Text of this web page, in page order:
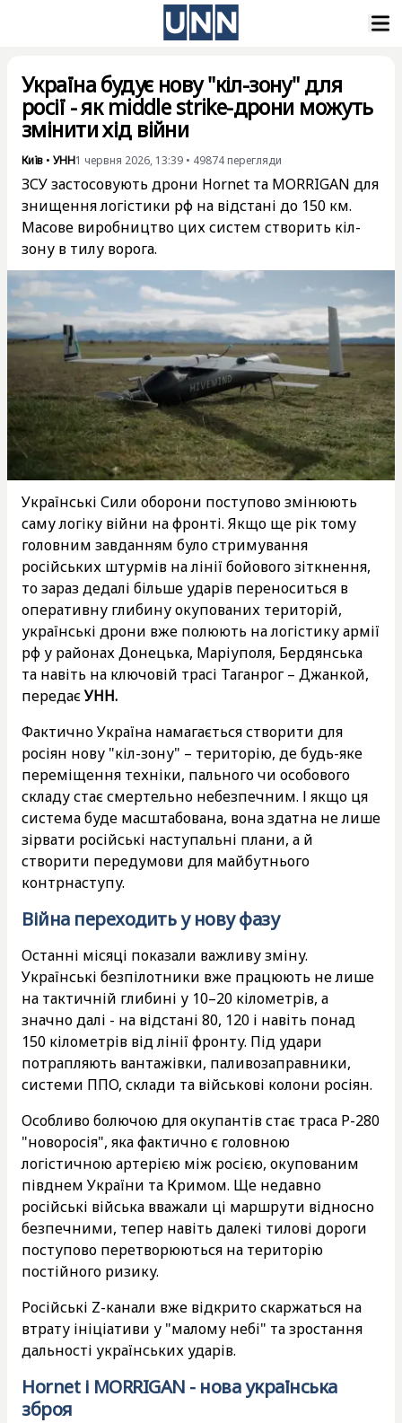
Україна будує нову "кіл-зону" для
росії - як middle strike-дрони можуть
змінити хід війни
Київ • УНН1 червня 2026, 13:39 • 49874 перегляди
ЗСУ застосовують дрони Hornet та MORRIGAN для
знищення логістики рф на відстані до 150 км.
Масове виробництво цих систем створить кіл-
зону в тилу ворога.
Українські Сили оборони поступово змінюють
саму логіку війни на фронті. Якщо ще рік тому
головним завданням було стримування
російських штурмів на лінії бойового зіткнення,
то зараз дедалі більше ударів переноситься в
оперативну глибину окупованих територій,
українські дрони вже полюють на логістику армії
рф у районах Донецька, Маріуполя, Бердянська
та навіть на ключовій трасі Таганрог – Джанкой,
передаєУНН.
Фактично Україна намагається створити для
росіян нову "кіл-зону" – територію, де будь-яке
переміщення техніки, пального чи особового
складу стає смертельно небезпечним. І якщо ця
система буде масштабована, вона здатна не лише
зірвати російські наступальні плани, а й
створити передумови для майбутнього
контрнаступу.
Війна переходить у нову фазу
Останні місяці показали важливу зміну.
Українські безпілотники вже працюють не лише
на тактичній глибині у 10–20 кілометрів, а
значно далі - на відстані 80, 120 і навіть понад
150 кілометрів від лінії фронту. Під удари
потрапляють вантажівки, паливозаправники,
системи ППО, склади та військові колони росіян.
Особливо болючою для окупантів стає траса Р-280
"новоросія", яка фактично є головною
логістичною артерією між росією, окупованим
півднем України та Кримом. Ще недавно
російські війська вважали ці маршрути відносно
безпечними, тепер навіть далекі тилові дороги
поступово перетворюються на територію
постійного ризику.
Російські Z-канали вже відкрито скаржаться на
втрату ініціативи у "малому небі" та зростання
дальності українських ударів.
Hornet і MORRIGAN - нова українська
зброя